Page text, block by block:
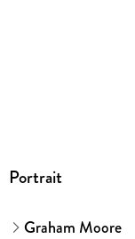
Portrait
Graham Moore